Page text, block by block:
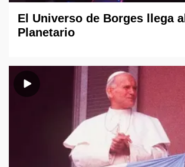
El Universo de Borges llega al
Planetario